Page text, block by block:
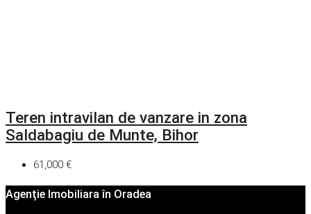
Teren intravilan de vanzare in zona
Saldabagiu de Munte, Bihor
61,000 €
Agenție Imobiliara în Oradea